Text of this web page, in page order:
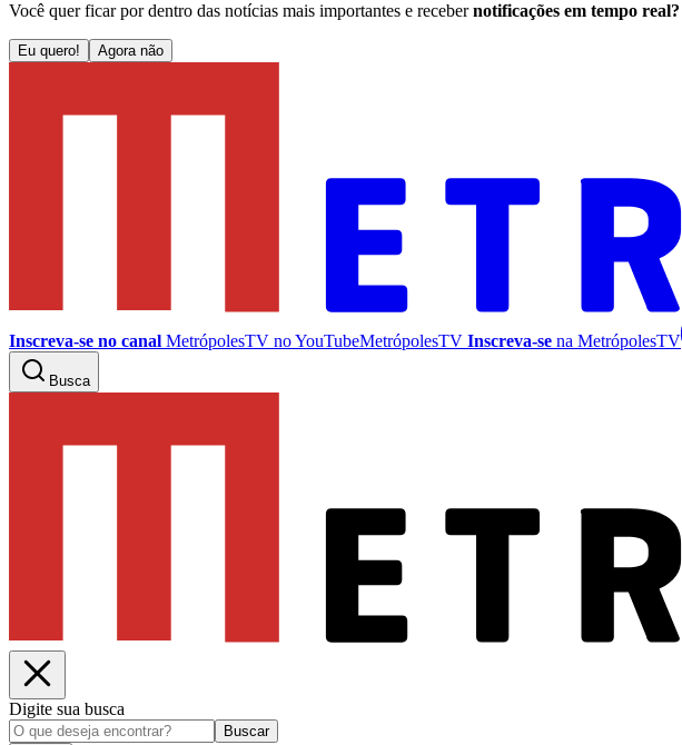
Você quer ficar por dentro das notícias mais importantes e receber notificações em tempo real?
Eu quero! Agora não
Inscreva-se no canal MetrópolesTV noYouTubeMetrópolesTV Inscreva-se na MetrópolesTV
Busca
Digite sua busca
Buscar